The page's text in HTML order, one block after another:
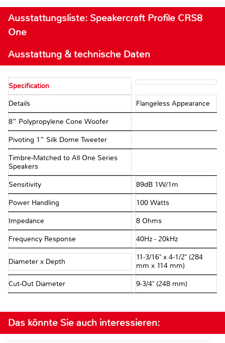
Ausstattungsliste: Speakercraft Profile CRS8
One
Ausstattung & technische Daten
Specification
Details Flangeless Appearance
8” Polypropylene Cone Woofer
Pivoting 1” Silk Dome Tweeter
Timbre-Matched to All One Series
Speakers
Sensitivity 89dB 1W/1m
Power Handling 100 Watts
Impedance 8 Ohms
Frequency Response 40Hz - 20kHz
Diameter x Depth
11-3/16" x 4-1/2" (284
mm x 114 mm)
Cut-Out Diameter 9-3/4" (248 mm)
Das könnte Sie auch interessieren: